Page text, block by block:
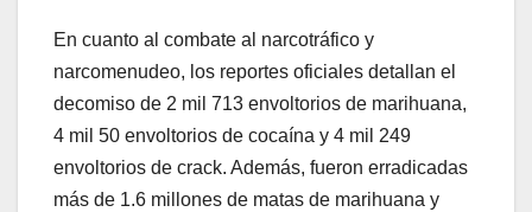
En cuanto al combate al narcotráfico y
narcomenudeo, los reportes oficiales detallan el
decomiso de 2 mil 713 envoltorios de marihuana,
4 mil 50 envoltorios de cocaína y 4 mil 249
envoltorios de crack. Además, fueron erradicadas
más de 1.6 millones de matas de marihuana y